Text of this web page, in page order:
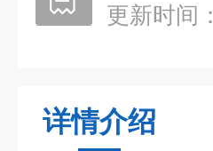
更新时间：
详情介绍